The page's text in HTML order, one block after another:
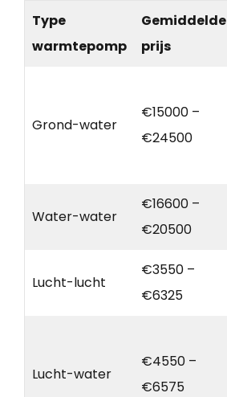
Type
warmtepomp
Gemiddelde
prijs
Grond-water
€15000 –
€24500
Water-water
€16600 –
€20500
Lucht-lucht
€3550 –
€6325
Lucht-water
€4550 –
€6575